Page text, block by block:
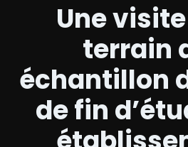
Une
terrain
échantillon
de fin